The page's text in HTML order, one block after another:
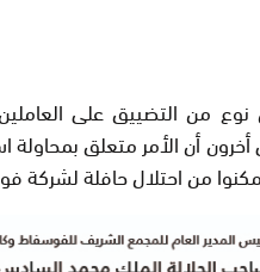
من التضييق على
أخرون أن الأمر متعلق
من احتلال حافلة لشركة